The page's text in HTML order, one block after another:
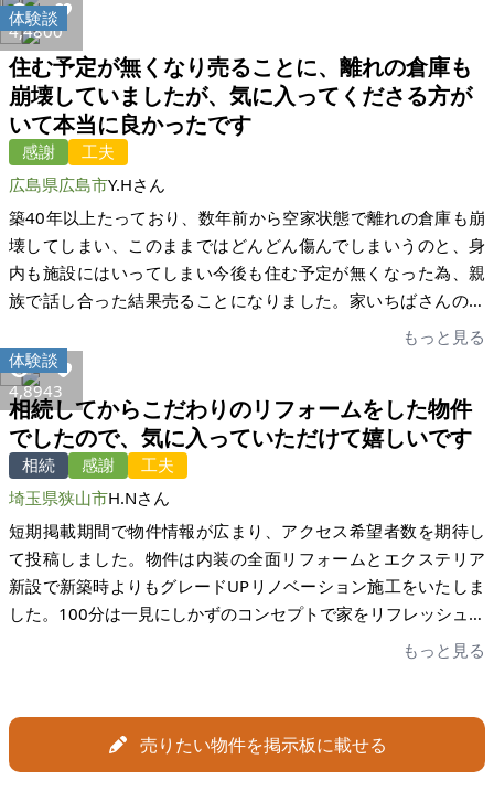
だかわからない世界の事を一手に引き受けて頂けた事は感謝の
一言では足りません。今後の家いちば様のご活躍を心から願っ
ております。90点と言う採点は、私自身、家いちば様に任せっ
きりで、申し訳なく思った反省の点数です。一生に何度もある
ことではありませんが、また、お世話になりたいです。ありが
とうございました。
たが、ふたを開けたら売却を頼んだ他の業者数十社より家いち
ば一社から来た問い合わせ数の方が多かったので本当にびっく
りしました。反省点としては、最初某金融機関から住宅ローン
問題なく出せますよ、と言われたので買主様にご紹介したら、
後からやっぱり出せないと言われてしまい、買主様にご迷惑を
お掛けした事です。もっと事前に金融機関にはきちんと審査を
して頂いて問題なく融資頂ける事を一筆頂いた後にご紹介すべ
きだったなと思っております。今回はありがとうございまし
た。将来的に売却したい不動産がまだありますのでその時はま
た是非よろしくお願いします！要望ですが、可能なら買主様や
家いちば様とのメッセージのやり取りをメールではなくSlackや
せめてFBMessengerなどでやらせて頂けると過去のやり取りを
見返すときに楽なのになと感じておりました。もしご一考頂け
ますと幸いです。若しくは御社HPに同等の機能を組み込んで頂
けると大変便利だと思います。
の最終決定の直前に他の方が内覧その日に購入という劇的な経
緯となりました。 マリンピングというこれまでにない提案でし
たが、まさか不動産関係で売れるどころか興味も示さないだろ
うと思っていましたが、予想外に反響が大きく、びっくりしま
した。実家に戻る予定でしたので売れて良かったです。色々と
お世話になりましてありがとうございました。今後とも宜しく
お願い致します。
4,4800
体験談
住む予定が無くなり売ることに、離れの倉庫も
崩壊していましたが、気に入ってくださる方が
いて本当に良かったです
感謝
工夫
広島県広島市Y.Hさん
築40年以上たっており、数年前から空家状態で離れの倉庫も崩
壊してしまい、このままではどんどん傷んでしまいうのと、身
内も施設にはいってしまい今後も住む予定が無くなった為、親
族で話し合った結果売ることになりました。家いちばさんの担
当者の方に色々とアドバイスを頂きながら、写真の掲載や現状
を出来るだけ文章で伝えるよう工夫させて頂きました。後は、
この条件で気に入ってくれる方を待ち、気に入ってくれる方と
細かく状況をやり取りしました。正直、この条件では無理だと
思っていましたが、気に入って下さる方がいて本当に良かった
です！またその方がとても前向きに考えてくれまして、私共も
非常に勇気づけられました。私共も家を売買する経験が無く手
探り状態でしたが、家いちば様の専門的なアドバイスを頂きな
がら何とかここまで出来ました、本当に色々とありがとうござ
いました！更なる御発展を心よりお祈り致します。
もっと見る
4,8943
体験談
相続してからこだわりのリフォームをした物件
でしたので、気に入っていただけて嬉しいです
相続 感謝
工夫
埼玉県狭山市H.Nさん
短期掲載期間で物件情報が広まり、アクセス希望者数を期待し
て投稿しました。物件は内装の全面リフォームとエクステリア
新設で新築時よりもグレードUPリノベーション施工をいたしま
した。100分は一見にしかずのコンセプトで家をリフレッシュ。
お客様に住まい周りの安全性住宅地であること、希望の、のん
説明をいたしました。自慢はリビングからウッドデッキまで
広々なスペースです。コーナーにはレンガ調の背高い花壇、腰
を曲げないように施工しております。 掲載2日目で買主様にご
もっと見る
売りたい物件を掲示板に載せる